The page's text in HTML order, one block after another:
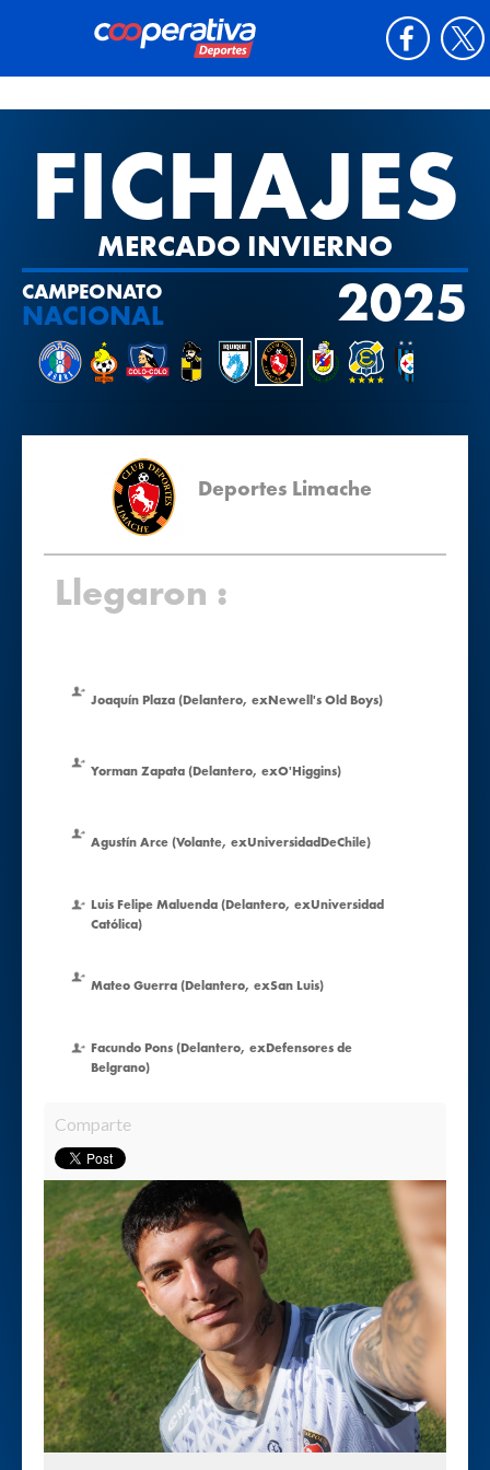
FICHAJES
MERCADO INVIERNO
CAMPEONATO
NACIONAL 2025
Deportes Limache
Llegaron :
Joaquín Plaza (Delantero, exNewell's Old Boys)
Yorman Zapata (Delantero, exO'Higgins)
Agustín Arce (Volante, exUniversidadDeChile)
Luis Felipe Maluenda (Delantero, exUniversidad
Católica)
Mateo Guerra (Delantero, exSan Luis)
Facundo Pons (Delantero, exDefensores de
Belgrano)
Comparte